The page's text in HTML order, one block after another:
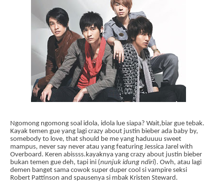
Ngomong ngomong soal idola, idola lue siapa? Wait,biar gue tebak.
Kayak temen gue yang lagi crazy about justin bieber ada baby by,
somebody to love, that should be me yang haduuuu sweet
mampus, never say never atau yang featuring Jessica Jarel with
Overboard. Keren abissss.kayaknya yang crazy about justin bieber
bukan temen gue deh, tapi ini (nunjuk idung ndiri). Owh, atau lagi
demen banget sama cowok super duper cool si vampire seksi
Robert Pattinson and spausenya si mbak Kristen Steward.